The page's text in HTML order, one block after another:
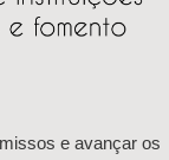
e avançar os